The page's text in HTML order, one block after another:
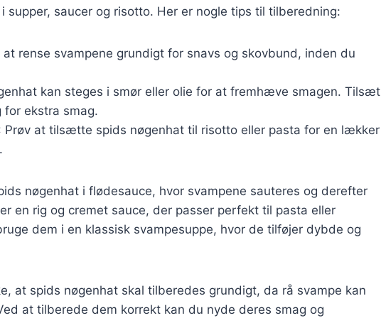
supper, saucer og risotto. Her er nogle tips til tilberedning:
at rense svampene grundigt for snavs og skovbund, inden du
kan steges i smør eller olie for at fremhæve smagen. Tilsæt
for ekstra smag.
Prøv at tilsætte spids nøgenhat til risotto eller pasta for en lækker
nøgenhat i flødesauce, hvor svampene sauteres og derefter
en rig og cremet sauce, der passer perfekt til pasta eller
dem i en klassisk svampesuppe, hvor de tilføjer dybde og
at spids nøgenhat skal tilberedes grundigt, da rå svampe kan
at tilberede dem korrekt kan du nyde deres smag og